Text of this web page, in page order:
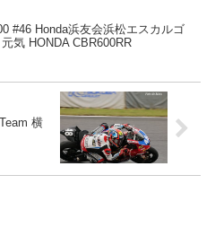
#46 Honda浜友会浜松エスカルゴ
気 HONDA CBR600RR
横